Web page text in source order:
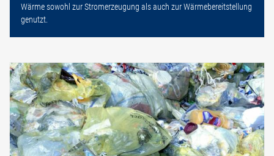
Wärme sowohl zur Stromerzeugung als auch zur Wärmebereitstellung
genutzt.